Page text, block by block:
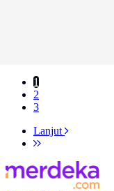
1
2
3
Lanjut